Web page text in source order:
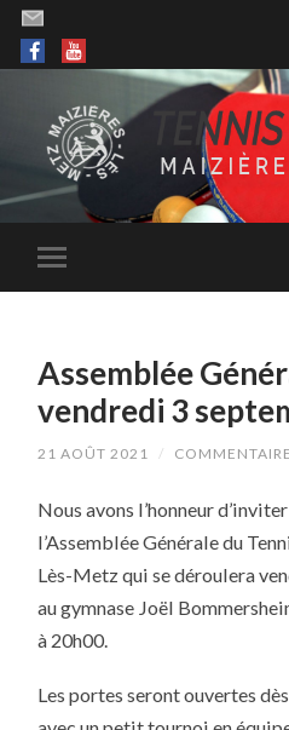
Assemblée
vendredi 3
21 AOÛT 2021 /
Nous avons l’honneur
l’Assemblée Générale du
Lès-Metz qui se déroulera
au gymnase Joël
à 20h00.
Les portes seront ouvertes